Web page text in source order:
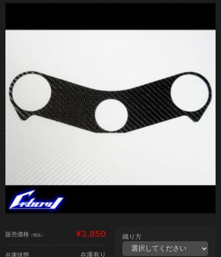
販売価格 （税込） ¥3,850
在庫状態 在庫有り
織り方